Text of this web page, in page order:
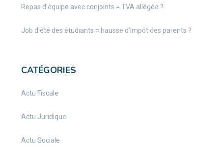
Repas d’équipe avec conjoints = TVA allégée ?
Job d’été des étudiants = hausse d’impôt des parents ?
CATÉGORIES
Actu Fiscale
Actu Juridique
Actu Sociale